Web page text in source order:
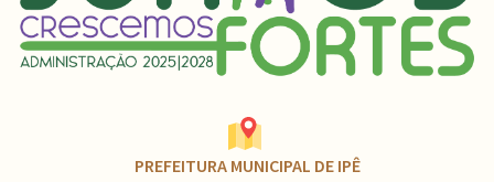
PREFEITURA MUNICIPAL DE IPÊ